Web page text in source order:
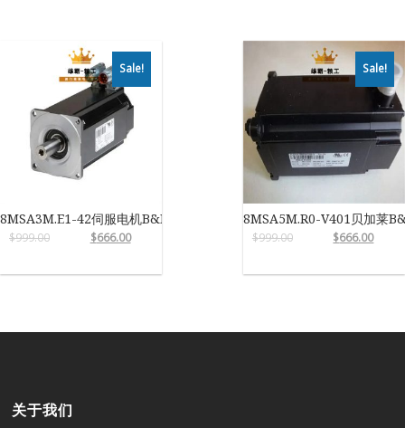
Sale!
8MSA3M.E1-42伺服电机B&R
$999.00 $666.00
Sale!
8MSA5M.R0-V401贝加莱
$999.00 $666.00
关于我们